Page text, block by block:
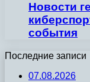
Новости
события
Последние записи
07.08.2026